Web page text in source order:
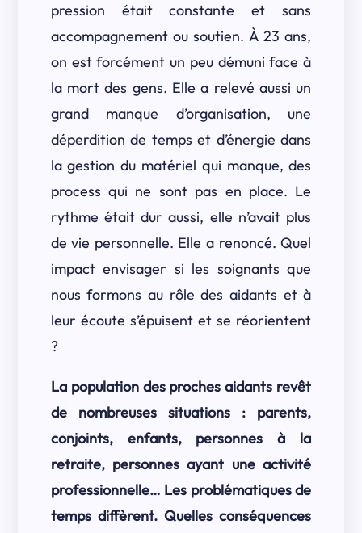
pression était constante et sans
accompagnement ou soutien. À 23 ans,
on est forcément un peu démuni face à
la mort des gens. Elle a relevé aussi un
grand manque d’organisation, une
déperdition de temps et d’énergie dans
la gestion du matériel qui manque, des
process qui ne sont pas en place. Le
rythme était dur aussi, elle n’avait plus
de vie personnelle. Elle a renoncé. Quel
impact envisager si les soignants que
nous formons au rôle des aidants et à
leur écoute s’épuisent et se réorientent
?
La population des proches aidants revêt
de nombreuses situations : parents,
conjoints, enfants, personnes à la
retraite, personnes ayant une activité
professionnelle… Les problématiques de
temps diffèrent. Quelles conséquences